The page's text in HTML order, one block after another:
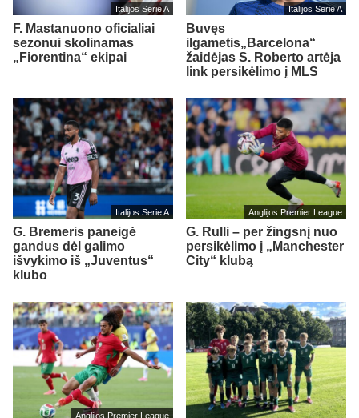
Italijos Serie A
F. Mastanuono oficialiai
sezonui skolinamas
„Fiorentina“ ekipai
Italijos Serie A
Buvęs
ilgametis„Barcelona“
žaidėjas S. Roberto artėja
link persikėlimo į MLS
Italijos Serie A
G. Bremeris paneigė
gandus dėl galimo
išvykimo iš „Juventus“
klubo
Anglijos Premier League
G. Rulli – per žingsnį nuo
persikėlimo į „Manchester
City“ klubą
Anglijos Premier League